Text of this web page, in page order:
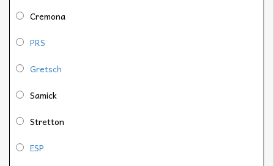
Cremona
PRS
Gretsch
Samick
Stretton
ESP